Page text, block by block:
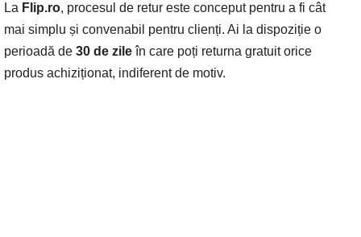
La Flip.ro, procesul de retur este conceput pentru a fi cât
mai simplu și convenabil pentru clienți. Ai la dispoziție o
perioadă de 30 de zileîn care poți returna gratuit orice
produs achiziționat, indiferent de motiv.